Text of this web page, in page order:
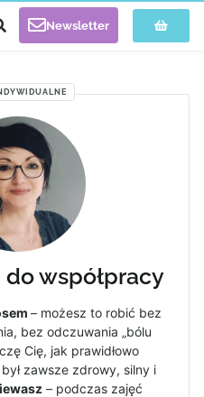
Newsletter
współpracy
– możesz to robić bez
bez odczuwania „bólu
Cię, jak prawidłowo
zawsze zdrowy, silny i
– podczas zajęć